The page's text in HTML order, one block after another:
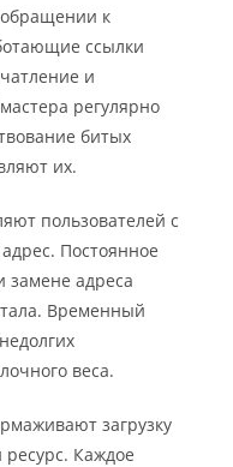
к
ссылки
и
регулярно
битых
их.
пользователей с
Постоянное
замене адреса
Временный
веса.
загрузку
ресурс. Каждое